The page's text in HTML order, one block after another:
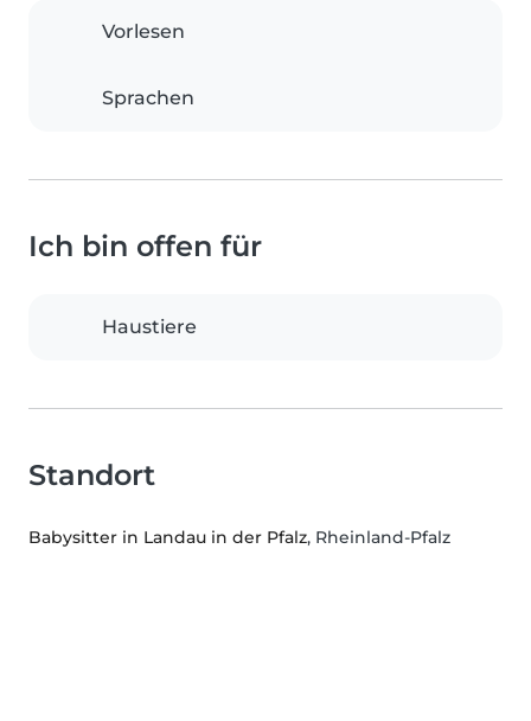
Vorlesen
Sprachen
Ich bin offen für
Haustiere
Standort
Babysitter in Landau in der Pfalz, Rheinland-Pfalz